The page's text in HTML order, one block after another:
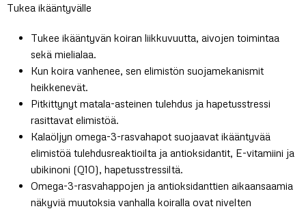
Tukea ikääntyvälle
Tukee ikääntyvän koiran liikkuvuutta, aivojen toimintaa
sekä mielialaa.
Kun koira vanhenee, sen elimistön suojamekanismit
heikkenevät.
Pitkittynyt matala-asteinen tulehdus ja hapetusstressi
rasittavat elimistöä.
Kalaöljyn omega-3-rasvahapot suojaavat ikääntyvää
elimistöä tulehdusreaktioilta ja antioksidantit, E-vitamiini ja
ubikinoni (Q10), hapetusstressiltä.
Omega-3-rasvahappojen ja antioksidanttien aikaansaamia
näkyviä muutoksia vanhalla koiralla ovat nivelten